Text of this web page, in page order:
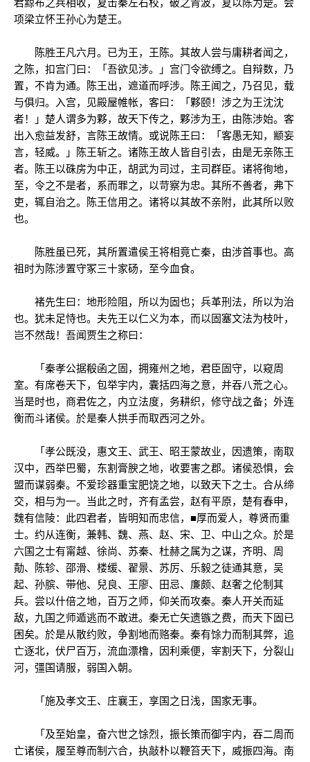
君黥布之兵相收，复击秦左右校，破之青波，复以陈为楚。会
项梁立怀王孙心为楚王。
陈胜王凡六月。已为王，王陈。其故人尝与庸耕者闻之，
之陈，扣宫门曰：「吾欲见涉。」宫门令欲缚之。自辩数，乃
置，不肯为通。陈王出，遮道而呼涉。陈王闻之，乃召见，载
与俱归。入宫，见殿屋帷帐，客曰：「夥颐！涉之为王沈沈
者！」楚人谓多为夥，故天下传之，夥涉为王，由陈涉始。客
出入愈益发舒，言陈王故情。或说陈王曰：「客愚无知，颛妄
言，轻威。」陈王斩之。诸陈王故人皆自引去，由是无亲陈王
者。陈王以硃房为中正，胡武为司过，主司群臣。诸将徇地，
至，令之不是者，系而罪之，以苛察为忠。其所不善者，弗下
吏，辄自治之。陈王信用之。诸将以其故不亲附，此其所以败
也。
陈胜虽已死，其所置遣侯王将相竟亡秦，由涉首事也。高
祖时为陈涉置守冢三十家砀，至今血食。
褚先生曰：地形险阻，所以为固也；兵革刑法，所以为治
也。犹未足恃也。夫先王以仁义为本，而以固塞文法为枝叶，
岂不然哉！吾闻贾生之称曰：
「秦孝公据殽函之固，拥雍州之地，君臣固守，以窥周
室。有席卷天下，包举宇内，囊括四海之意，并吞八荒之心。
当是时也，商君佐之，内立法度，务耕织，修守战之备；外连
衡而斗诸侯。於是秦人拱手而取西河之外。
「孝公既没，惠文王、武王、昭王蒙故业，因遗策，南取
汉中，西举巴蜀，东割膏腴之地，收要害之郡。诸侯恐惧，会
盟而谋弱秦。不爱珍器重宝肥饶之地，以致天下之士。合从缔
交，相与为一。当此之时，齐有孟尝，赵有平原，楚有春申，
魏有信陵：此四君者，皆明知而忠信，■厚而爱人，尊贤而重
士。约从连衡，兼韩、魏、燕、赵、宋、卫、中山之众。於是
六国之士有甯越、徐尚、苏秦、杜赫之属为之谋，齐明、周
勣、陈轸、邵滑、楼缓、翟景、苏厉、乐毅之徒通其意，吴
起、孙膑、带他、兒良、王廖、田忌、廉颇、赵奢之伦制其
兵。尝以什倍之地，百万之师，仰关而攻秦。秦人开关而延
敌，九国之师遁逃而不敢进。秦无亡矢遗镞之费，而天下固已
困矣。於是从散约败，争割地而赂秦。秦有馀力而制其弊，追
亡逐北，伏尸百万，流血漂橹，因利乘便，宰割天下，分裂山
河，彊国请服，弱国入朝。
「施及孝文王、庄襄王，享国之日浅，国家无事。
「及至始皇，奋六世之馀烈，振长策而御宇内，吞二周而
亡诸侯，履至尊而制六合，执敲朴以鞭笞天下，威振四海。南